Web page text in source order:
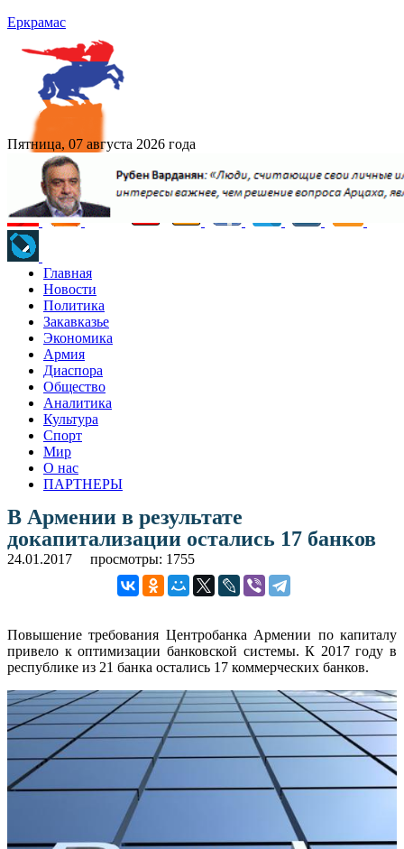
Еркрамас
Пятница, 07 августа 2026 года
Главная
Новости
Политика
Закавказье
Экономика
Армия
Диаспора
Общество
Аналитика
Культура
Спорт
Мир
О нас
ПАРТНЕРЫ
В Армении в результате
докапитализации остались 17 банков
24.01.2017 просмотры: 1755
Повышение требования Центробанка Армении по капиталу
привело к оптимизации банковской системы. К 2017 году в
республике из 21 банка остались 17 коммерческих банков.